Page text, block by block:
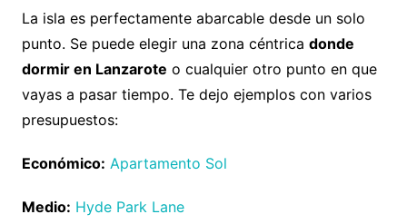
La isla es perfectamente abarcable desde un solo
punto. Se puede elegir una zona céntrica donde
dormir en Lanzarote o cualquier otro punto en que
vayas a pasar tiempo. Te dejo ejemplos con varios
presupuestos:
Económico: Apartamento Sol
Medio: Hyde Park Lane